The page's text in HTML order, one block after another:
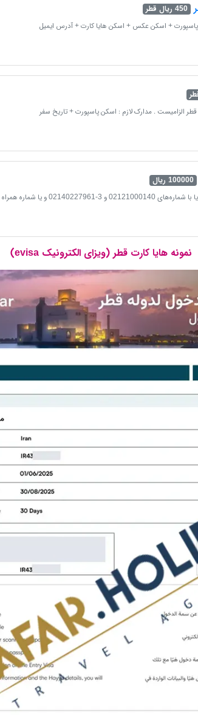
450 ریال قطر
پاسپورت + اسکن عکس + اسکن هایا کارت + آدرس ایمیل
الزامیست . مدارک لازم : اسکن پاسپورت + تاریخ سفر
100000 ریال
نمونه هایا کارت قطر (ویزای الکترونیک evisa)